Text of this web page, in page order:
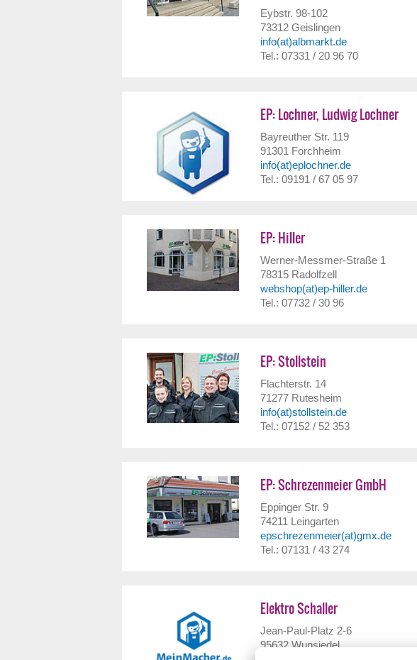
Eybstr. 98-102
73312 Geislingen
info(at)albmarkt.de
Tel.: 07331 / 20 96 70
EP: Lochner, Ludwig Lochner
Bayreuther Str. 119
91301 Forchheim
info(at)eplochner.de
Tel.: 09191 / 67 05 97
EP: Hiller
Werner-Messmer-Straße 1
78315 Radolfzell
webshop(at)ep-hiller.de
Tel.: 07732 / 30 96
EP: Stollstein
Flachterstr. 14
71277 Rutesheim
info(at)stollstein.de
Tel.: 07152 / 52 353
EP: Schrezenmeier GmbH
Eppinger Str. 9
74211 Leingarten
epschrezenmeier(at)gmx.de
Tel.: 07131 / 43 274
Elektro Schaller
Jean-Paul-Platz 2-6
95632 Wunsiedel